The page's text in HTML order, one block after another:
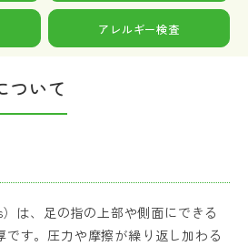
アレルギー検査
ついて
は、足の指の上部や側面にできる
す。圧力や摩擦が繰り返し加わる